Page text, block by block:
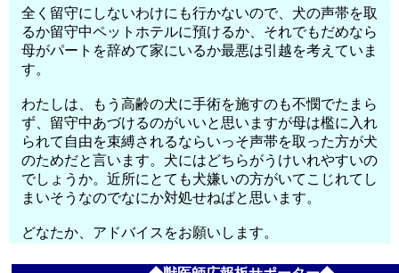
全く留守にしないわけにも行かないので、犬の声帯を取
るか留守中ペットホテルに預けるか、それでもだめなら
母がパートを辞めて家にいるか最悪は引越を考えていま
す。
わたしは、もう高齢の犬に手術を施すのも不憫でたまら
ず、留守中あづけるのがいいと思いますが母は檻に入れ
られて自由を束縛されるならいっそ声帯を取った方が犬
のためだと言います。犬にはどちらがうけいれやすいの
でしょうか。近所にとても犬嫌いの方がいてこじれてし
まいそうなのでなにか対処せねばと思います。
どなたか、アドバイスをお願いします。